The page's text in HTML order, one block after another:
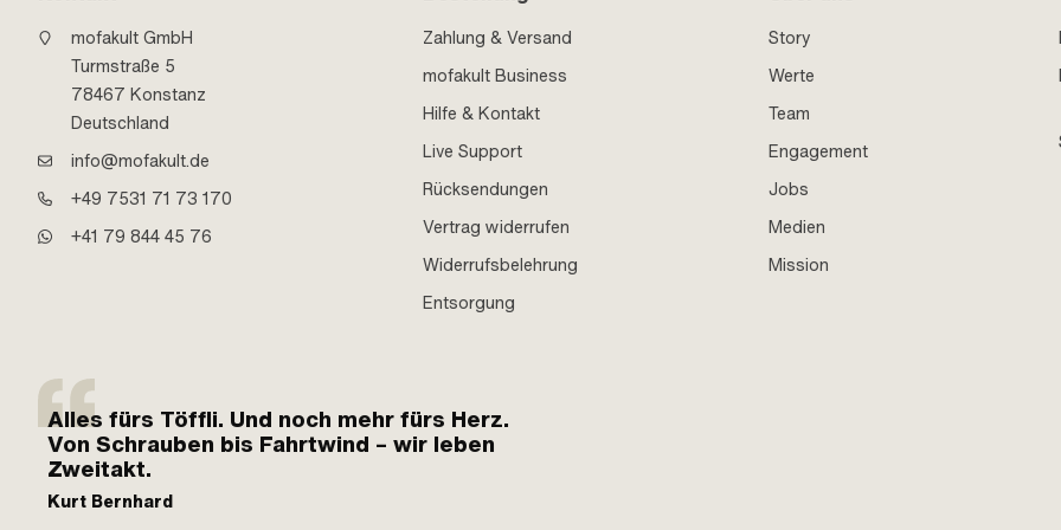
mofakult GmbH
Turmstraße 5
78467 Konstanz
Deutschland
info@mofakult.de
+49 7531 71 73 170
+41 79 844 45 76
Zahlung & Versand
mofakult Business
Hilfe & Kontakt
Live Support
Rücksendungen
Vertrag widerrufen
Widerrufsbelehrung
Entsorgung
Story
Werte
Team
Engagement
Jobs
Medien
Mission
Alles fürs Töffli. Und noch mehr fürs Herz.
Von Schrauben bis Fahrtwind – wir leben
Zweitakt.
Kurt Bernhard